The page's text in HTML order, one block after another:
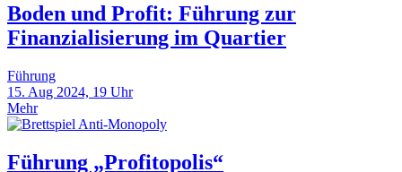
Boden und Profit: Führung zur
Finanzialisierung im Quartier
Führung
15. Aug 2024, 19 Uhr
Mehr
Führung „Profitopolis“